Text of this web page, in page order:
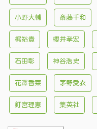
小野大輔 斎藤千和
梶裕貴 櫻井孝宏
石田彰 神谷浩史
花澤香菜 茅野愛衣
釘宮理恵 集英社